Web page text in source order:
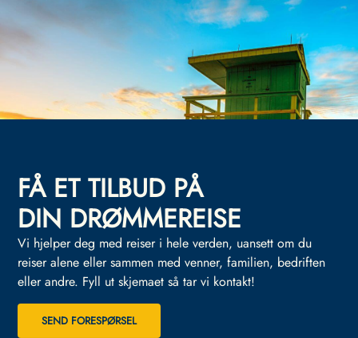
FÅ ET TILBUD PÅ
DIN DRØMMEREISE
Vi hjelper deg med reiser i hele verden, uansett om du
reiser alene eller sammen med venner, familien, bedriften
eller andre. Fyll ut skjemaet så tar vi kontakt!
SEND FORESPØRSEL